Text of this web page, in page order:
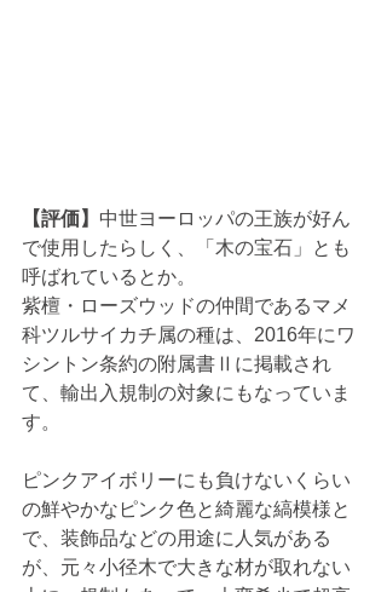
【評価】 中世ヨーロッパの王族が好ん
で使用したらしく、「木の宝石」とも
呼ばれているとか。
紫檀・ローズウッドの仲間であるマメ
科ツルサイカチ属の種は、2016年にワ
シントン条約の附属書Ⅱに掲載され
て、輸出入規制の対象にもなっていま
す。
ピンクアイボリーにも負けないくらい
の鮮やかなピンク色と綺麗な縞模様と
で、装飾品などの用途に人気がある
が、元々小径木で大きな材が取れない